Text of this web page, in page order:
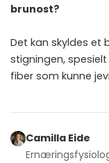
brunost?
Det kan skyldes et
stigningen,
fiber som kunne
Camilla Eide